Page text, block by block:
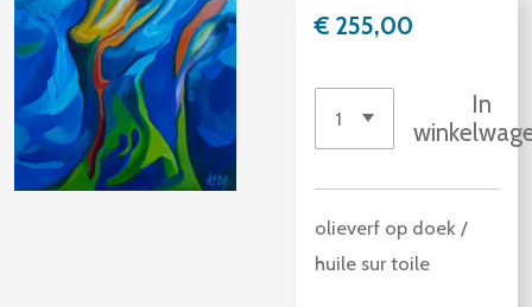
€ 255,00
In
olieverf op doek /
huile sur toile